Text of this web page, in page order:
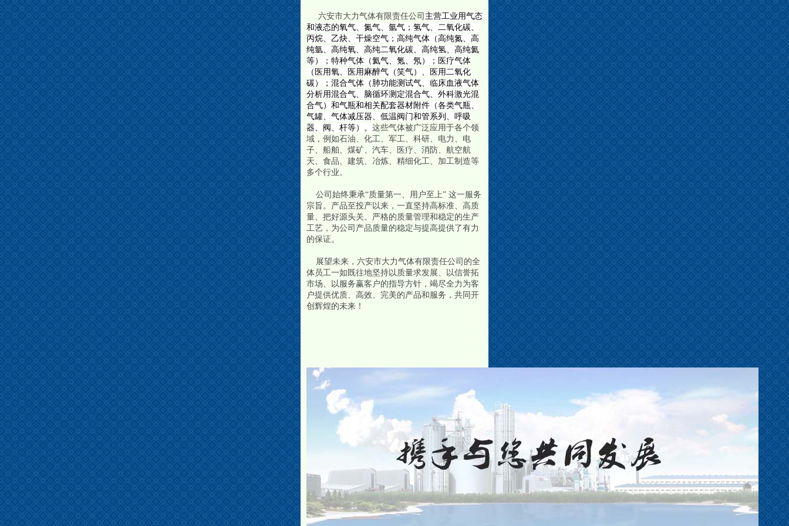
六安市大力气体有限责任公司 主营工业用气态
和液态的氧气、氮气、氩气；氢气、二氧化碳、
丙烷、乙炔、干燥空气；高纯气体（高纯氮、高
纯氩、高纯氧、高纯二氧化碳、高纯氢、高纯氦
等）；特种气体（氦气、氪、 氖）；医疗气体
（医用氧、医用麻醉气（笑气）、医用二氧化
碳）；混合气体（肺功能测试气、临床血液气体
分析用混合气、脑循环测定混合气、外科激光混
合气）和气瓶和相关配套器材附件（各类气瓶、
气罐、气体减压器、低温阀门和管系列、呼吸
器、阀、杆等）。 这些气体被广泛应用于各个领
域，例如石油、化工、军工、科研、电力、电
子、船舶、煤矿、汽车、医疗、消防、航空航
天、食品、建筑、冶炼、精细化工、加工制造等
多个行业。
公司始终秉承“质量第一、用户至上” 这一服务
宗旨。产品至投产以来，一直坚持高标准、高质
量、把好源头关。严格的质量管理和稳定的生产
工艺，为公司产品质量的稳定与提高提供了有力
的保证。
展望未来，六安市大力气体有限责任公司的全
体员工一如既往地坚持以质量求发展、以信誉拓
市场、以服务赢客户的指导方针，竭尽全力为客
户提供优质、高效、完美的产品和服务，共同开
创辉煌的未来！